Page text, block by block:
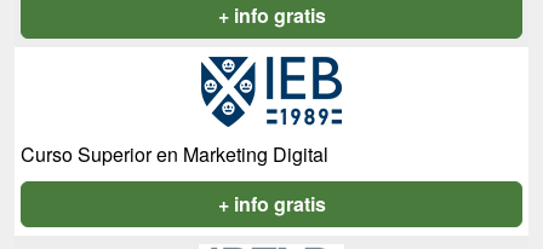
+ info gratis
Curso Superior en Marketing Digital
+ info gratis